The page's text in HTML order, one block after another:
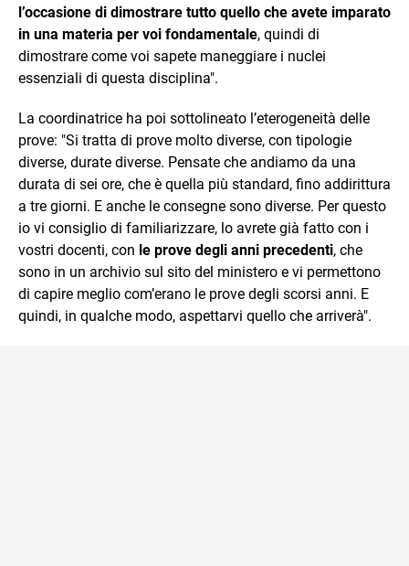
l’occasione di dimostrare tutto quello che avete imparato
in una materia per voi fondamentale, quindi di
dimostrare come voi sapete maneggiare i nuclei
essenziali di questa disciplina".
La coordinatrice ha poi sottolineato l’eterogeneità delle
prove: "Si tratta di prove molto diverse, con tipologie
diverse, durate diverse. Pensate che andiamo da una
durata di sei ore, che è quella più standard, fino addirittura
a tre giorni. E anche le consegne sono diverse. Per questo
io vi consiglio di familiarizzare, lo avrete già fatto con i
vostri docenti, con le prove degli anni precedenti, che
sono in un archivio sul sito del ministero e vi permettono
di capire meglio com’erano le prove degli scorsi anni. E
quindi, in qualche modo, aspettarvi quello che arriverà".